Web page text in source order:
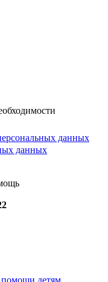
данных
данных
детям